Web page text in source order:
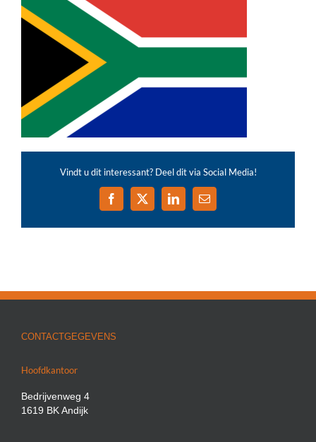
Vindt u dit interessant? Deel dit via Social Media!
Facebook
X LinkedIn
E-
CONTACTGEGEVENS
Hoofdkantoor
Bedrijvenweg 4
1619 BK Andijk